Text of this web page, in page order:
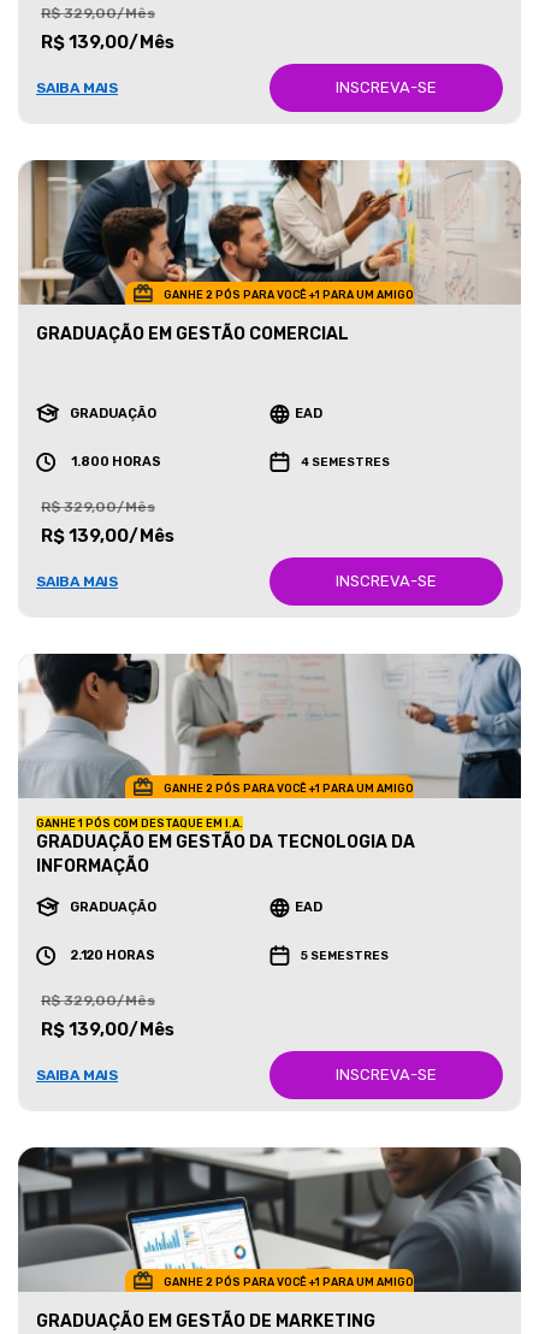
R$ 329,00/Mês
R$ 139,00/Mês
SAIBA MAIS INSCREVA-SE
GANHE 2 PÓS PARA VOCÊ +1 PARA UM AMIGO
GRADUAÇÃO EM GESTÃO COMERCIAL
GRADUAÇÃO EAD
1.800 HORAS 4 SEMESTRES
R$ 329,00/Mês
R$ 139,00/Mês
SAIBA MAIS INSCREVA-SE
GANHE 2 PÓS PARA VOCÊ +1 PARA UM AMIGO
GANHE 1 PÓS COM DESTAQUE EM I.A.
GRADUAÇÃO EM GESTÃO DA TECNOLOGIA DA
INFORMAÇÃO
GRADUAÇÃO EAD
2.120 HORAS 5 SEMESTRES
R$ 329,00/Mês
R$ 139,00/Mês
SAIBA MAIS INSCREVA-SE
GANHE 2 PÓS PARA VOCÊ +1 PARA UM AMIGO
GRADUAÇÃO EM GESTÃO DE MARKETING